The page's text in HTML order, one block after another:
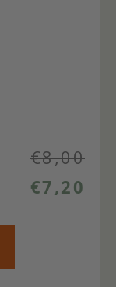
€8,00
€7,20